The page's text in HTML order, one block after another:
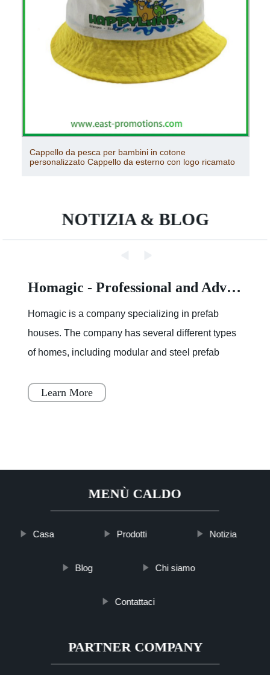
Cappello da pesca per bambini in cotone
personalizzato Cappello da esterno con logo ricamato
NOTIZIA & BLOG
Homagic - Professional and Advanced Integrated Prefab Construction
Homagic is a company specializing in prefab
houses. The company has several different types
of homes, including modular and steel prefab
simple, fast, and flex
Learn More
MENÙ CALDO
Casa Prodotti Notizia
Blog Chi siamo
Contattaci
PARTNER COMPANY